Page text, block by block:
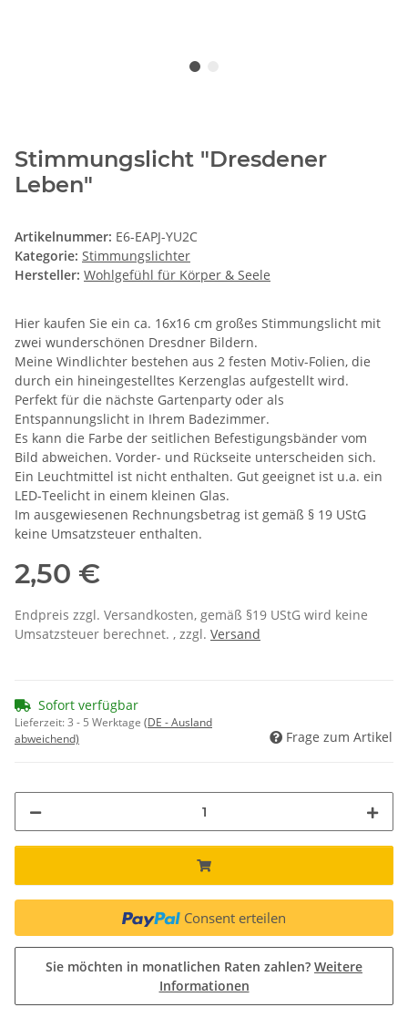
Stimmungslicht "Dresdener
Leben"
Artikelnummer: E6-EAPJ-YU2C
Kategorie: Stimmungslichter
Hersteller: Wohlgefühl für Körper & Seele
Hier kaufen Sie ein ca. 16x16 cm großes Stimmungslicht mit
zwei wunderschönen Dresdner Bildern.
Meine Windlichter bestehen aus 2 festen Motiv-Folien, die
durch ein hineingestelltes Kerzenglas aufgestellt wird.
Perfekt für die nächste Gartenparty oder als
Entspannungslicht in Ihrem Badezimmer.
Es kann die Farbe der seitlichen Befestigungsbänder vom
Bild abweichen. Vorder- und Rückseite unterscheiden sich.
Ein Leuchtmittel ist nicht enthalten. Gut geeignet ist u.a. ein
LED-Teelicht in einem kleinen Glas.
Im ausgewiesenen Rechnungsbetrag ist gemäß § 19 UStG
keine Umsatzsteuer enthalten.
2,50 €
Endpreis zzgl. Versandkosten, gemäß §19 UStG wird keine
Umsatzsteuer berechnet. , zzgl. Versand
Sofort verfügbar
Lieferzeit:3 - 5 Werktage (DE - Ausland
abweichend)
Frage zum Artikel
Consent erteilen
Sie möchten in monatlichen Raten zahlen? Weitere
Informationen